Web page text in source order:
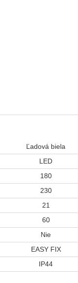
Ľadová biela
LED
180
230
21
60
Nie
EASY FIX
IP44